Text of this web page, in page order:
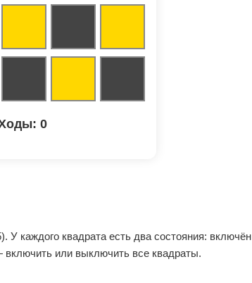
0
У каждого квадрата есть два состояния: включён
или выключить все квадраты.